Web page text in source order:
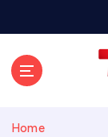
Home